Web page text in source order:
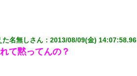
た名無しさん ：2013/08/09(金) 14:07:58.96
て黙ってんの？